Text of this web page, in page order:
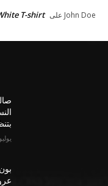
John Doe على T-shirt
يوليو 24,